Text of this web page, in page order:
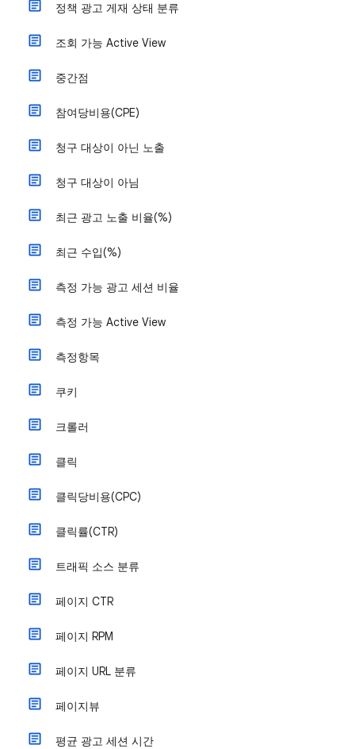
정책 광고 게재 상태 분류
조회 가능 Active View
중간점
참여당비용(CPE)
청구 대상이 아닌 노출
청구 대상이 아님
최근 광고 노출 비율(%)
최근 수입(%)
측정 가능 광고 세션 비율
측정 가능 Active View
측정항목
쿠키
크롤러
클릭
클릭당비용(CPC)
클릭률(CTR)
트래픽 소스 분류
페이지 CTR
페이지 RPM
페이지 URL 분류
페이지뷰
평균 광고 세션 시간